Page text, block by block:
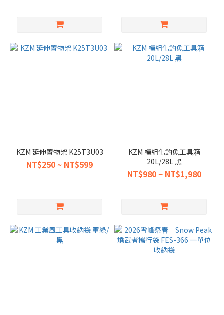
KZM 延伸置物架 K25T3U03
NT$250 ~ NT$599
KZM 模組化釣魚工具箱
20L/28L 黑
NT$980 ~ NT$1,980